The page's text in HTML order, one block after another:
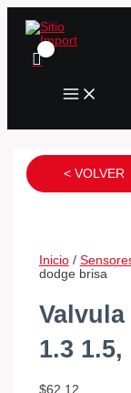
Ir
contenido
MAIN
< VOLVER
Inicio/
dodge brisa
1.3
$62.12
Valvula
iac
hyundai
accent
1.3
dodge
brisa
Sensor
focus
1.6
Sensor
explorer,
Valvula
2014
cantidad